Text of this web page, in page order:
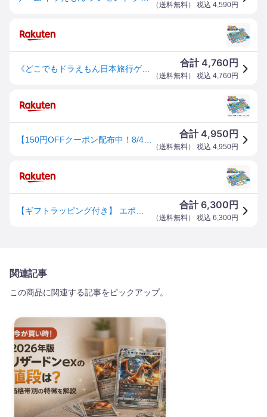
（送料無料） 税込 4,590円
《どこでもドラえもん日本旅行ゲーム6》エポック社 ボードゲーム 定番 すごろく 双六
合計4,760 円
（送料無料） 税込 4,760円
合計4,950 円
（送料無料） 税込 4,950円
合計6,300 円
（送料無料） 税込 6,300円
関連記事
この商品に関連する記事をピックアップ。